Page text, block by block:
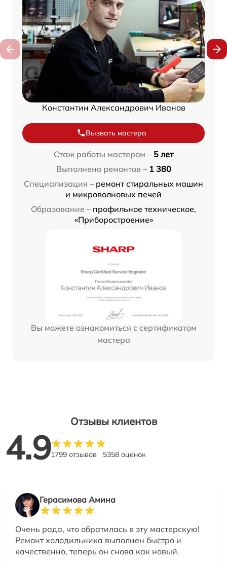
Константин Александрович Иванов
Вызвать мастера
Стаж работы мастером – 5 лет
Выполнено ремонтов – 1 380
Специализация – ремонт стиральных машин
и микроволновых печей
Образование – профильное техническое,
«Приборостроение»
Вы можете ознакомиться с сертификатом
мастера
Отзывы клиентов
4.91799 отзывов 5358 оценок
Герасимова Амина
Очень рада, что обратилась в эту мастерскую!
Ремонт холодильника выполнен быстро и
качественно, теперь он снова как новый.